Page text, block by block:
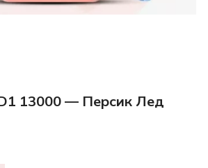
13000 — Персик Лед